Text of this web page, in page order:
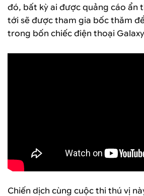
đó, bất kỳ ai được quảng cáo ẩn
tới sẽ được tham gia bốc thăm
trong bốn chiếc điện thoại Galaxy
Chiến dịch cùng cuộc thi thú vị